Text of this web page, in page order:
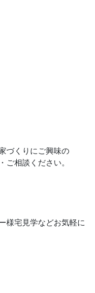
づくりにご興味の
相談ください。
様宅見学などお気軽に